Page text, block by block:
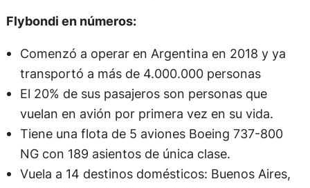
Flybondi en números:
Comenzó a operar en Argentina en 2018 y ya
transportó a más de 4.000.000 personas
El 20% de sus pasajeros son personas que
vuelan en avión por primera vez en su vida.
Tiene una flota de 5 aviones Boeing 737-800
NG con 189 asientos de única clase.
Vuela a 14 destinos domésticos: Buenos Aires,